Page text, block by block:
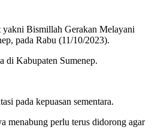
Bismillah Gerakan Melayani
pada Rabu (11/10/2023).
di Kabupaten Sumenep.
pada kepuasan sementara.
menabung perlu terus didorong agar